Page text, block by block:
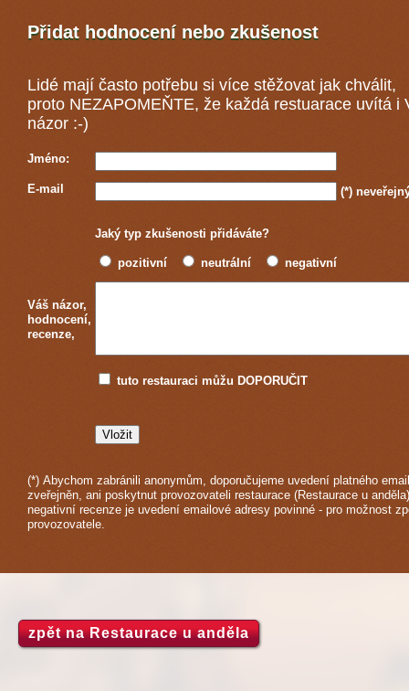
Přidat hodnocení nebo zkušenost
Lidé mají často potřebu si více stěžovat jak chválit,
proto NEZAPOMEŇTE, že každá restuarace uvítá i
názor :-)
Jméno:
E-mail (*)
Jaký typ zkušenosti přidáváte?
pozitivní neutrální negativní
Váš názor,
hodnocení,
recenze,
tuto restauraci můžu DOPORUČIT
(*) Abychom zabránili anonymům, doporučujeme uvedení platného
zveřejněn, ani poskytnut provozovateli restaurace (Restaurace u
negativní recenze je uvedení emailové adresy povinné - pro možnost
provozovatele.
zpět na Restaurace u anděla